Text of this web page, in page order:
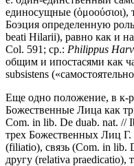
единосущные
Боэция определенную
beati Hilarii), равно как и
Col. 591; ср.: Philippus
общим и ипостасями как
subsistens
Еще одно положение, в к-
Божественные Лица как
Com. in lib. De duab. nat. //
трех Божественных Лиц Г.
(filiatio), связь (Com. in lib.
другу (relativa